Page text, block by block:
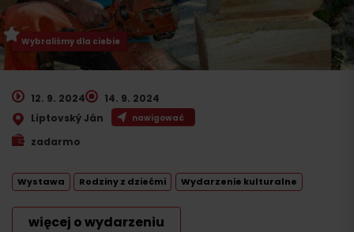
Wybraliśmy dla ciebie
12. 9. 2024
14. 9. 2024
Liptovský Ján
nawigować
zadarmo
Wystawa Rodziny z dziećmi Wydarzenie kulturalne
więcej o wydarzeniu